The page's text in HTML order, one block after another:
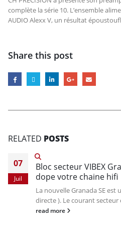
complète la série 10. L’ensemble
AUDIO Alexx V, un résultat
Share this post
RELATED POSTS
07
Juil
Bloc secteur VIBEX
dope votre chaine hifi
La nouvelle Granada SE est
directe ). Le courant secteur
read more